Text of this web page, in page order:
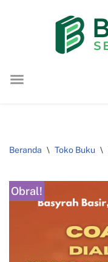
konten
Beranda \ Toko Buku \
Obral!